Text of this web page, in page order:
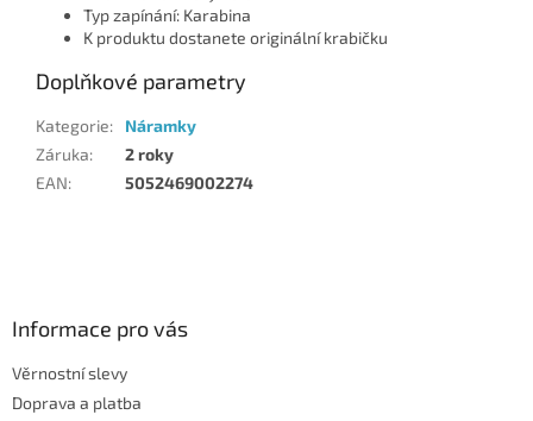
Typ zapínání: Karabina
K produktu dostanete originální krabičku
Doplňkové parametry
Kategorie:
Náramky
Záruka:
2 roky
EAN: 5052469002274
Informace pro vás
Věrnostní slevy
Doprava a platba